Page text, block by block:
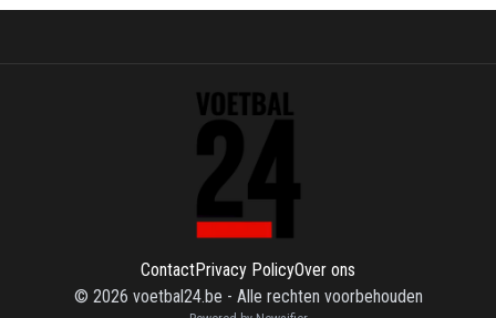
ContactPrivacy PolicyOver ons
© 2026 voetbal24.be - Alle rechten voorbehouden